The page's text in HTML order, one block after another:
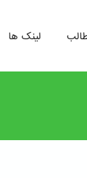
لینک ها